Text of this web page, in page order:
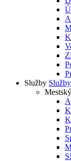
Služby Služby